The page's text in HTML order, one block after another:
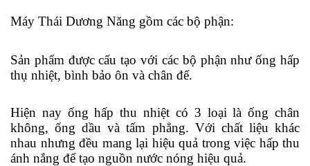
Máy Thái Dương Năng gồm các bộ phận:
Sản phẩm được cấu tạo với các bộ phận như ống hấp
thụ nhiệt, bình bảo ôn và chân đế.
Hiện nay ống hấp thu nhiệt có 3 loại là ống chân
không, ống dầu và tấm phẳng. Với chất liệu khác
nhau nhưng đều mang lại hiệu quả trong việc hấp thu
ánh nắng để tạo nguồn nước nóng hiệu quả.